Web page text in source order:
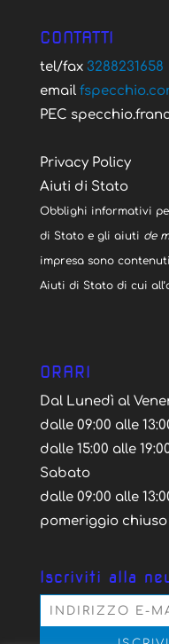
CONTATTI
tel/fax 3288231658
email
PEC
Privacy Policy
Aiuti di Stato
Obblighi informativi
di Stato e gli aiuti de
impresa sono
Aiuti di Stato di cui
ORARI
Dal Lunedì al
dalle 09:00 alle
dalle 15:00 alle
Sabato
dalle 09:00 alle
pomeriggio chiuso
Iscriviti alla